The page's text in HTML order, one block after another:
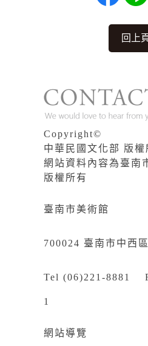
回上
Copyright©
中華民國文化部 版權
網站資料內容為臺南
版權所有
臺南市美術館
700024 臺南市中西
Tel (06)221-8881
1
網站導覽